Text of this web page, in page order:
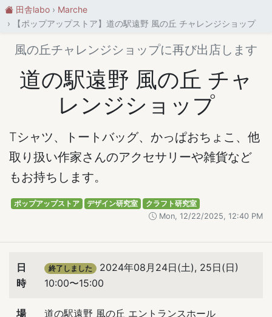
田舎labo
Marche
【ポップアップストア】道の駅遠野 風の丘 チャレンジショップ
風の丘チャレンジショップに再び出店します
道の駅遠野 風の丘 チャ
レンジショップ
Tシャツ、トートバッグ、かっぱおちょこ、他
取り扱い作家さんのアクセサリーや雑貨など
もお持ちします。
ポップアップストア デザイン研究室
クラフト研究室
Mon, 12/22/2025, 12:40 PM
日
時
終了しました
2024年08月24日(土), 25日(日)
10:00〜15:00
場
道の駅遠野 風の丘 エントランスホール